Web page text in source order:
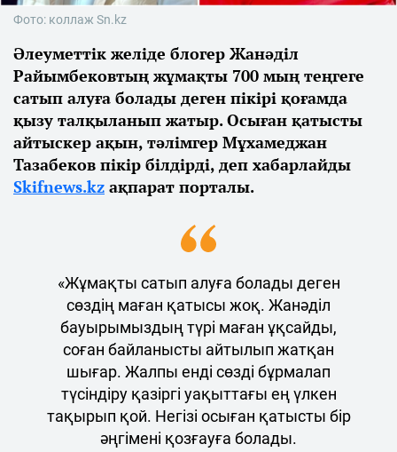
Фото: коллаж Sn.kz
Әлеуметтік желіде блогер Жанәділ
Райымбековтың жұмақты 700 мың теңгеге
сатып алуға болады деген пікірі қоғамда
қызу талқыланып жатыр. Осыған қатысты
айтыскер ақын, тәлімгер Мұхамеджан
Тазабеков пікір білдірді, деп хабарлайды
Skifnews.kz ақпарат порталы.
«Жұмақты сатып алуға болады деген
сөздің маған қатысы жоқ. Жанәділ
бауырымыздың түрі маған ұқсайды,
соған байланысты айтылып жатқан
шығар. Жалпы енді сөзді бұрмалап
түсіндіру қазіргі уақыттағы ең үлкен
тақырып қой. Негізі осыған қатысты бір
әңгімені қозғауға болады.